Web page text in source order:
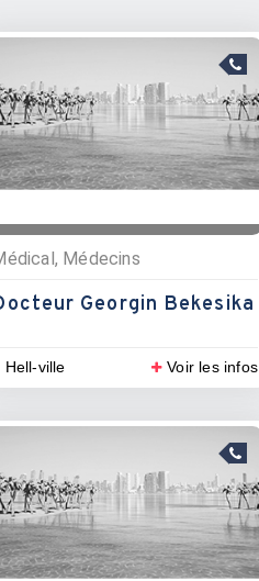
Médecins
Georgin Bekesika
Hell-ville Voir les infos